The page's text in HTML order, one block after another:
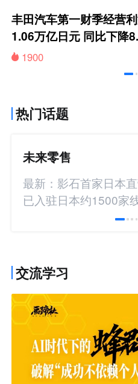
丰田汽车第一财季经营
1.06万亿日元 同比下降
1900
热门话题
未来零售
最新：影石首家日本
已入驻日本约1500家
交流学习